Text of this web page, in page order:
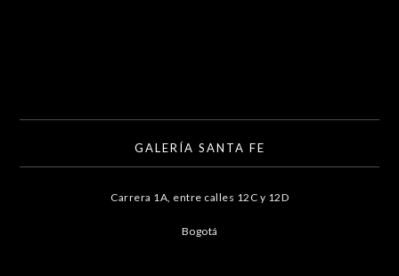
GALERÍA SANTA FE
Carrera 1A, entre calles 12C y 12D
Bogotá